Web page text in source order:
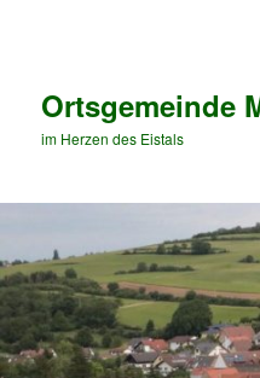
Ortsgemeinde
im Herzen des Eistals